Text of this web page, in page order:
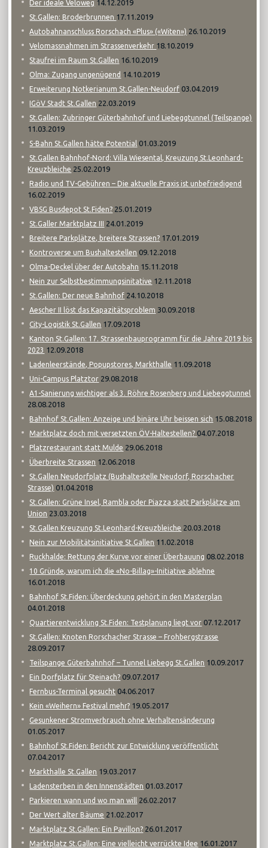
Der ideale Veloweg 14.12.2019
St.Gallen: Broderbrunnen 17.11.2019
Autobahnanschluss Rorschach «Plus» («Witen») 26.10.2019
Velomassnahmen im Strassenverkehr 18.10.2019
Staufrei im Raum St.Gallen 16.10.2019
Olma: Zugang ungenügend 14.10.2019
Erweiterung Notkerianum St.Gallen-Neudorf 03.04.2019
IGöV Stadt St.Gallen 22.03.2019
St.Gallen: Zubringer Güterbahnhof und Liebeggtunnel (Teilspange)
11.03.2019
S-Bahn St.Gallen hätte Potential 01.03.2019
St.Gallen Bahnhof-Nord: Villa Wiesental, Kreuzung St.Leonhard-
Kreuzbleiche 25.02.2019
Radio und TV-Gebühren – Die aktuelle Praxis ist unbefriedigend
16.02.2019
VBSG Busdepot St.Fiden? 25.01.2019
St.Galler Marktplatz III 24.01.2019
Breitere Parkplätze, breitere Strassen? 17.01.2019
Kontroverse um Bushaltestellen 09.12.2018
Olma-Deckel über der Autobahn 15.11.2018
Nein zur Selbstbestimmungsinitative 12.11.2018
St.Gallen: Der neue Bahnhof 24.10.2018
Aescher II löst das Kapazitätsproblem 30.09.2018
City-Logistik St.Gallen 17.09.2018
Kanton St.Gallen: 17. Strassenbauprogramm für die Jahre 2019 bis
2023 12.09.2018
Ladenleerstände, Popupstores, Markthalle 11.09.2018
Uni-Campus Platztor 29.08.2018
A1-Sanierung wichtiger als 3. Röhre Rosenberg und Liebeggtunnel
28.08.2018
Bahnhof St.Gallen: Anzeige und binäre Uhr beissen sich 15.08.2018
Marktplatz doch mit versetzten ÖV-Haltestellen?04.07.2018
Platzrestaurant statt Mulde 29.06.2018
Überbreite Strassen 12.06.2018
St.Gallen Neudorfplatz (Bushaltestelle Neudorf, Rorschacher
Strasse) 01.04.2018
St.Gallen: Grüne Insel, Rambla oder Piazza statt Parkplätze am
Union 23.03.2018
St.Gallen Kreuzung St.Leonhard-Kreuzbleiche 20.03.2018
Nein zur Mobilitätsinitiative St.Gallen 11.02.2018
Ruckhalde: Rettung der Kurve vor einer Überbauung 08.02.2018
10 Gründe, warum ich die «No-Billag»-Initiative ablehne
16.01.2018
Bahnhof St.Fiden: Überdeckung gehört in den Masterplan
04.01.2018
Quartierentwicklung St.Fiden: Testplanung liegt vor 07.12.2017
St.Gallen: Knoten Rorschacher Strasse – Frohbergstrasse
28.09.2017
Teilspange Güterbahnhof – Tunnel Liebegg St.Gallen 10.09.2017
Ein Dorfplatz für Steinach? 09.07.2017
Fernbus-Terminal gesucht 04.06.2017
Kein «Weihern» Festival mehr? 19.05.2017
Gesunkener Stromverbrauch ohne Verhaltensänderung
01.05.2017
Bahnhof St.Fiden: Bericht zur Entwicklung veröffentlicht
07.04.2017
Markthalle St.Gallen 19.03.2017
Ladensterben in den Innenstädten 01.03.2017
Parkieren wann und wo man will 26.02.2017
Der Wert alter Bäume 21.02.2017
Marktplatz St.Gallen: Ein Pavillon? 26.01.2017
Marktplatz St.Gallen: Eine vielleicht verrückte Idee 16.01.2017